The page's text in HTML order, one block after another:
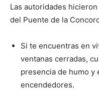
Las autoridades
del Puente de la
Si te encuentras en
ventanas cerradas,
presencia de humo y
encendedores.